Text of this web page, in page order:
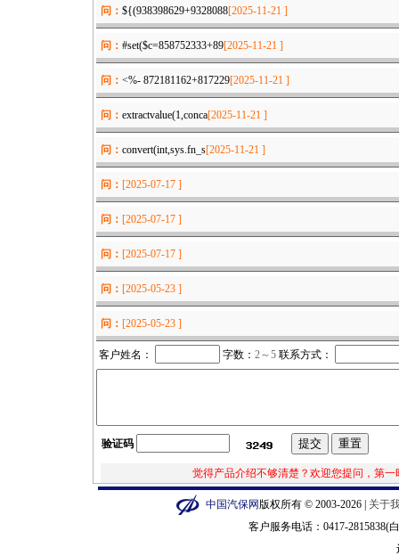
问： ${(938398629+9328088[2025-11-21 ]
问： #set($c=858752333+89[2025-11-21 ]
问： <%- 872181162+817229[2025-11-21 ]
问： extractvalue(1,conca[2025-11-21 ]
问： convert(int,sys.fn_s[2025-11-21 ]
问： [2025-07-17 ]
问： [2025-07-17 ]
问： [2025-07-17 ]
问： [2025-05-23 ]
问： [2025-05-23 ]
客户姓名： 字数： 2～5联系方式：
验证码
觉得产品介绍不够清楚？欢迎您提问，第一
中国汽保网版权所有 © 2003-2026 | 关于
客户服务电话：0417-